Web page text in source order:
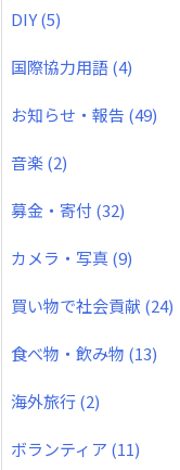
DIY(5)
国際協力用語(4)
お知らせ・報告 (49)
音楽(2)
募金・寄付 (32)
カメラ・写真(9)
買い物で社会貢献 (24)
食べ物・飲み物 (13)
海外旅行(2)
ボランティア (11)